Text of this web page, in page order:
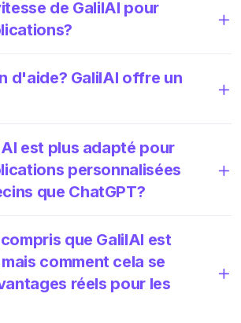
de GalilAI pour
d'aide? GalilAI offre un
est plus adapté pour
personnalisées
que ChatGPT?
que GalilAI est
comment cela se
réels pour les